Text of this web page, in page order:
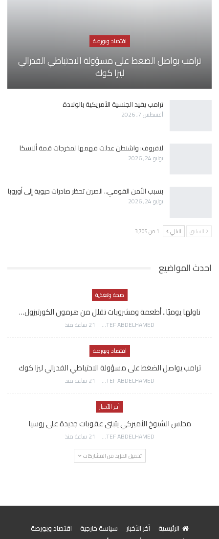
اقتصاد وبورصة
ترامب يواصل الضغط على مسؤولة الاحتياطي الفدرالي
ليزا كوك
ترامب يقيد الجنسية الأمريكية بالولادة
أغسطس 7, 2026
لافروف: واشنطن عدلت فهمها لمخرجات قمة ألاسكا
يوليو 24, 2026
بسبب الأمن القومي.. الصين تحظر صادرات حيوية إلى أوروبا
يوليو 24, 2026
السابق التالي 1 من 3٬705
احدث المواضيع
صحة وتغذية
ناولها يوميًا.. أطعمة ومشروبات تقلل من هرمون الكورتيزول…
AWATEF ABDELHAMED 21 ساعة منذ
اقتصاد وبورصة
ترامب يواصل الضغط على مسؤولة الاحتياطي الفدرالي ليزا كوك
AWATEF ABDELHAMED 21 ساعة منذ
أخر الأخبار
مجلس الشيوخ الأميركي يتبنى عقوبات جديدة على روسيا
AWATEF ABDELHAMED 21 ساعة منذ
تحميل المزيد من المشاركات
الرئيسية أخر الأخبار سياسة خارجية
اقتصاد وبورصة